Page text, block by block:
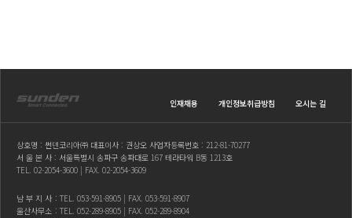
인재채용 개인정보취급방침 오시는 길
상호명 : 썬덴코리아㈜ 대표이사 : 권상오 사업자등록번호 : 212-81-70277
서 울 본 사 : 서울특별시 송파구 송파대로 167 테라타워 B동 1213호
TEL. 02-2054-3600 | FAX. 02-2054-3609
남 부 지 사 : TEL. 053-591-8905 | FAX. 053-591-8907
울산사무소 : TEL. 052-289-8905 | FAX. 052-289-8904